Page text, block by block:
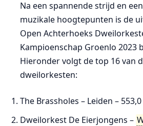
Na een spannende strijd en
muzikale hoogtepunten is de
Open Achterhoeks
Kampioenschap Groenlo 2023
Hieronder volgt de top 16 van
dweilorkesten:
The Brassholes – Leiden –
Dweilorkest De Eierjongens –